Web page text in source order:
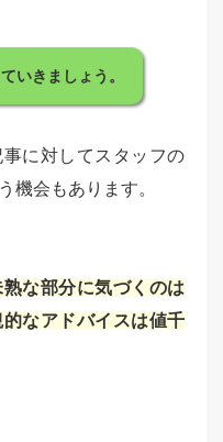
いきましょう。
に対してスタッフの
機会もあります。
な部分に気づくのは
なアドバイスは値千